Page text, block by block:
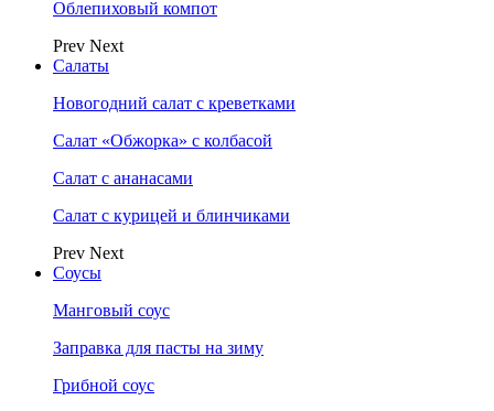
Облепиховый компот
Prev Next
Салаты
Новогодний салат с креветками
Салат «Обжорка» с колбасой
Салат с ананасами
Салат с курицей и блинчиками
Prev Next
Соусы
Манговый соус
Заправка для пасты на зиму
Грибной соус